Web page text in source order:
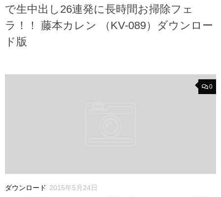
で生中出し26連発に長時間お掃除フェ
ラ！！ 藤本カレン （KV-089）ダウンロー
ド版
0
ダウンロード 2015年5月24日